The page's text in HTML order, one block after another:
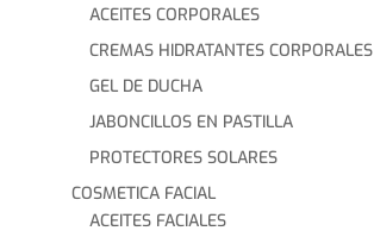
ACEITES CORPORALES
CREMAS HIDRATANTES CORPORALES
GEL DE DUCHA
JABONCILLOS EN PASTILLA
PROTECTORES SOLARES
COSMETICA FACIAL
ACEITES FACIALES